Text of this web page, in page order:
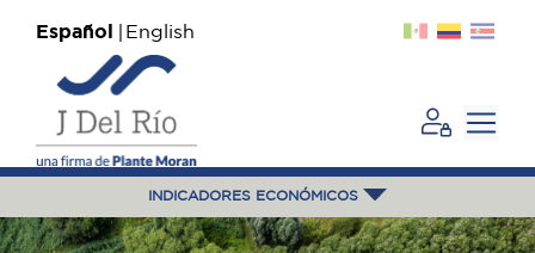
Español English
INDICADORES ECONÓMICOS